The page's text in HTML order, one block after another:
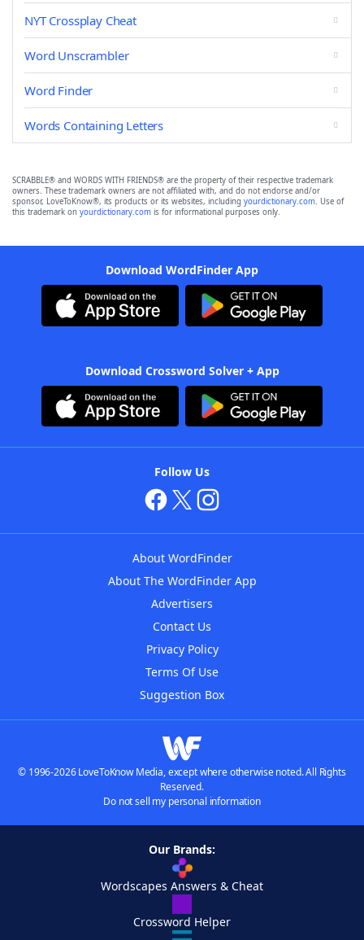
NYT Crossplay Cheat
Word Unscrambler
Word Finder
Words Containing Letters
SCRABBLE® and WORDS WITH FRIENDS® are the property of their respective trademark
owners. These trademark owners are not affiliated with, and do not endorse and/or
sponsor, LoveToKnow®, its products or its websites, including yourdictionary.com. Use of
this trademark on yourdictionary.com is for informational purposes only.
Download WordFinder App
Download Crossword Solver + App
Follow Us
About WordFinder
About The WordFinder App
Advertisers
Contact Us
Privacy Policy
Terms Of Use
Suggestion Box
© 1996-2026 LoveToKnow Media, except where otherwise noted. All Rights
Reserved.
Do not sell my personal information
Our Brands:
Wordscapes Answers & Cheat
Crossword Helper